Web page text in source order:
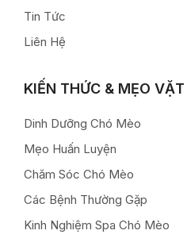
Tin Tức
Liên Hệ
KIẾN THỨC & MẸO VẶT
Dinh Dưỡng Chó Mèo
Mẹo Huấn Luyện
Chăm Sóc Chó Mèo
Các Bệnh Thường Gặp
Kinh Nghiệm Spa Chó Mèo